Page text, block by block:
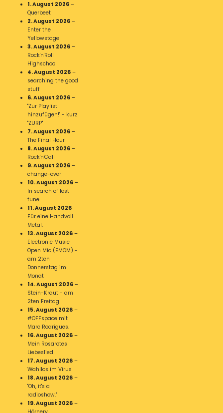
1. August 2026 –
Querbeet
2. August 2026 –
Enter the
Yellowstage
3. August 2026 –
Rock'n'Roll
Highschool
4. August 2026 –
searching the good
stuff
6. August 2026 –
"Zur Playlist
hinzufügen!" - kurz
"ZURP"
7. August 2026 –
The Final Hour
8. August 2026 –
Rock'n'Call
9. August 2026 –
change-over
10. August 2026 –
In search of lost
tune
11. August 2026 –
Für eine Handvoll
Metal.
13. August 2026 –
Electronic Music
Open Mic (EMOM) -
am 2ten
Donnerstag im
Monat
14. August 2026 –
Stein-Kraut - am
2ten Freitag
15. August 2026 –
#OFFspace mit
Marc Rodrigues.
16. August 2026 –
Mein Rosarotes
Liebeslied
17. August 2026 –
Wahllos im Virus
18. August 2026 –
"Oh, it's a
radioshow."
19. August 2026 –